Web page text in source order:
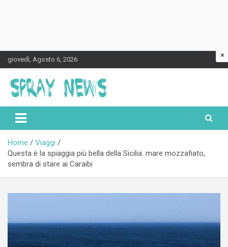
Skip
to
content
giovedì, Agosto 6, 2026
Spraynews.it
Home
Viaggi
Questa è la spiaggia più bella della Sicilia: mare mozzafiato,
sembra di stare ai Caraibi
×